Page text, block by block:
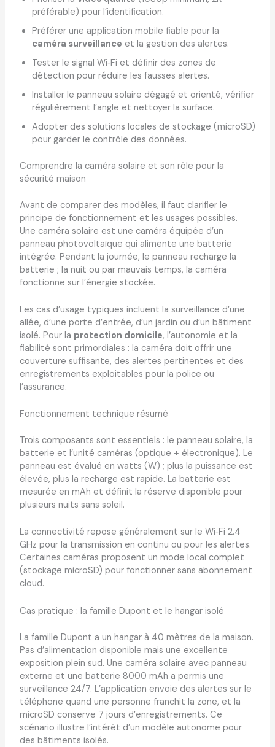
préférable) pour l’identification.
Préférer une application mobile fiable pour la
caméra surveillance et la gestion des alertes.
Tester le signal Wi‑Fi et définir des zones de
détection pour réduire les fausses alertes.
Installer le panneau solaire dégagé et orienté, vérifier
régulièrement l’angle et nettoyer la surface.
Adopter des solutions locales de stockage (microSD)
pour garder le contrôle des données.
Comprendre la caméra solaire et son rôle pour la
sécurité maison
Avant de comparer des modèles, il faut clarifier le
principe de fonctionnement et les usages possibles.
Une caméra solaire est une caméra équipée d’un
panneau photovoltaïque qui alimente une batterie
intégrée. Pendant la journée, le panneau recharge la
batterie ; la nuit ou par mauvais temps, la caméra
fonctionne sur l’énergie stockée.
Les cas d’usage typiques incluent la surveillance d’une
allée, d’une porte d’entrée, d’un jardin ou d’un bâtiment
isolé. Pour la protection domicile, l’autonomie et la
fiabilité sont primordiales : la caméra doit offrir une
couverture suffisante, des alertes pertinentes et des
enregistrements exploitables pour la police ou
l’assurance.
Fonctionnement technique résumé
Trois composants sont essentiels : le panneau solaire, la
batterie et l’unité caméras (optique + électronique). Le
panneau est évalué en watts (W) ; plus la puissance est
élevée, plus la recharge est rapide. La batterie est
mesurée en mAh et définit la réserve disponible pour
plusieurs nuits sans soleil.
La connectivité repose généralement sur le Wi‑Fi 2.4
GHz pour la transmission en continu ou pour les alertes.
Certaines caméras proposent un mode local complet
(stockage microSD) pour fonctionner sans abonnement
cloud.
Cas pratique : la famille Dupont et le hangar isolé
La famille Dupont a un hangar à 40 mètres de la maison.
Pas d’alimentation disponible mais une excellente
exposition plein sud. Une caméra solaire avec panneau
externe et une batterie 8000 mAh a permis une
surveillance 24/7. L’application envoie des alertes sur le
téléphone quand une personne franchit la zone, et la
microSD conserve 7 jours d’enregistrements. Ce
scénario illustre l’intérêt d’un modèle autonome pour
des bâtiments isolés.